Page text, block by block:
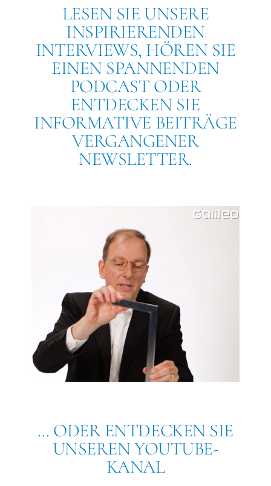
LESEN SIE UNSERE
INSPIRIERENDEN
INTERVIEWS, HÖREN SIE
EINEN SPANNENDEN
PODCAST ODER
ENTDECKEN SIE
INFORMATIVE BEITRÄGE
VERGANGENER
NEWSLETTER.
… ODER ENTDECKEN SIE
UNSEREN YOUTUBE-
KANAL